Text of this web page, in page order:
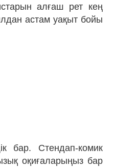
алғаш рет кең
астам уақыт бойы
бар. Стендап-комик
оқиғаларыңыз бар